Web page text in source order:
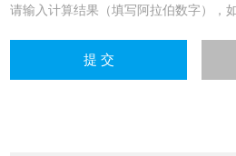
请输入计算结果（填写阿拉伯数字），